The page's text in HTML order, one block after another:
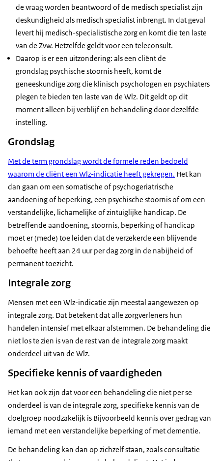
de vraag worden beantwoord of de medisch specialist zijn
deskundigheid als medisch specialist inbrengt. In dat geval
levert hij medisch-specialistische zorg en komt die ten laste
van de Zvw. Hetzelfde geldt voor een teleconsult.
Daarop is er een uitzondering: als een cliënt de
grondslag psychische stoornis heeft, komt de
geneeskundige zorg die klinisch psychologen en psychiaters
plegen te bieden ten laste van de Wlz. Dit geldt op dit
moment alleen bij verblijf en behandeling door dezelfde
instelling.
Grondslag
Met de term grondslag wordt de formele reden bedoeld
waarom de cliënt een Wlz-indicatie heeft gekregen. Het kan
dan gaan om een somatische of psychogeriatrische
aandoening of beperking, een psychische stoornis of om een
verstandelijke, lichamelijke of zintuiglijke handicap. De
betreffende aandoening, stoornis, beperking of handicap
moet er (mede) toe leiden dat de verzekerde een blijvende
behoefte heeft aan 24 uur per dag zorg in de nabijheid of
permanent toezicht.
Integrale zorg
Mensen met een Wlz-indicatie zijn meestal aangewezen op
integrale zorg. Dat betekent dat alle zorgverleners hun
handelen intensief met elkaar afstemmen. De behandeling die
niet los te zien is van de rest van de integrale zorg maakt
onderdeel uit van de Wlz.
Specifieke kennis of vaardigheden
Het kan ook zijn dat voor een behandeling die niet per se
onderdeel is van de integrale zorg, specifieke kennis van de
doelgroep noodzakelijk is Bijvoorbeeld kennis over gedrag van
iemand met een verstandelijke beperking of met dementie.
De behandeling kan dan op zichzelf staan, zoals consultatie